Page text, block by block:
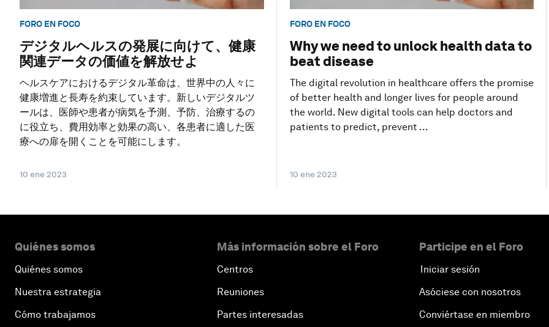
FORO EN FOCO
デジタルヘルスの発展に向けて、健康
関連データの価値を解放せよ
ヘルスケアにおけるデジタル革命は、世界中の人々に
健康増進と長寿を約束しています。新しいデジタルツ
ールは、医師や患者が病気を予測、予防、治療するの
に役立ち、費用効率と効果の高い、各患者に適した医
療への扉を開くことを可能にします。
10 ene 2023
FORO EN FOCO
Why we need to unlock health data to
beat disease
The digital revolution in healthcare offers the promise
of better health and longer lives for people around
the world. New digital tools can help doctors and
patients to predict, prevent ...
10 ene 2023
Quiénes somos
Quiénes somos
Nuestra estrategia
Cómo trabajamos
Más información sobre el Foro
Centros
Reuniones
Partes interesadas
Participe en el Foro
Iniciar sesión
Asóciese con nosotros
Conviértase en miembro